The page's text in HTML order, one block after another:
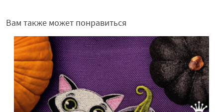
Вам также может понравиться